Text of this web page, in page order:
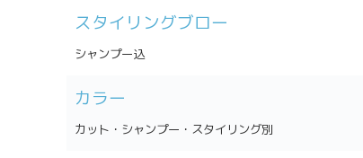
スタイリングブロー
シャンプー込
カラー
カット・シャンプー・スタイリング別